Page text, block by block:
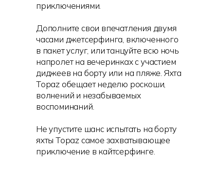
приключениями.
Дополните свои впечатления двумя
часами джетсерфинга, включенного
в пакет услуг, или танцуйте всю ночь
напролет на вечеринках с участием
диджеев на борту или на пляже. Яхта
Topaz обещает неделю роскоши,
волнений и незабываемых
воспоминаний.
Не упустите шанс испытать на борту
яхты Topaz самое захватывающее
приключение в кайтсерфинге.